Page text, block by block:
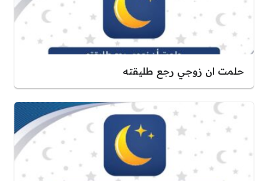
حلمت ان زوجي رجع طليقته